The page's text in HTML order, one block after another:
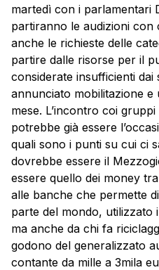
martedì con i parlamentari
partiranno le audizioni
anche le richieste delle
partire dalle risorse per il
considerate insufficienti dai
annunciato mobilitazione e
mese. L’incontro coi
potrebbe già essere
quali sono i punti su cui ci
dovrebbe essere il
essere quello dei money
alle banche che permette
parte del mondo, utilizzato
ma anche da chi fa
godono del generalizzato
contante da mille a 3mila